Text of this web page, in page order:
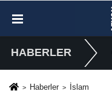
HABERLER
Haberler İslam